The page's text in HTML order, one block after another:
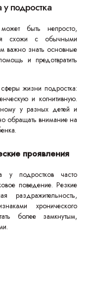
у подростка
быть непросто,
схожи с обычными
важно знать основные
и предотвратить
сферы жизни подростка:
и когнитивную.
у разных детей и
обращать внимание на
проявления
у подростков часто
поведение. Резкие
раздражительность,
хронического
более замкнутым,